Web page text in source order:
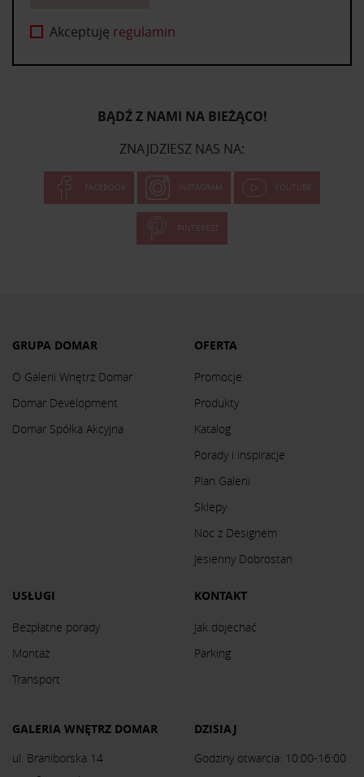
Akceptuję regulamin
BĄDŹ Z NAMI NA BIEŻĄCO!
ZNAJDZIESZ NAS NA:
FACEBOOK INSTAGRAM YOUTUBE
PINTEREST
GRUPA DOMAR
O Galerii Wnętrz Domar
Domar Development
Domar Spółka Akcyjna
OFERTA
Promocje
Produkty
Katalog
Porady i inspiracje
Plan Galerii
Sklepy
Noc z Designem
Jesienny Dobrostan
USŁUGI
Bezpłatne porady
Montaż
Transport
KONTAKT
Jak dojechać
Parking
GALERIA WNĘTRZ DOMAR
ul. Braniborska 14
DZISIAJ
Godziny otwarcia: 10:00-16:00